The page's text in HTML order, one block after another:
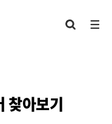
찾아보기